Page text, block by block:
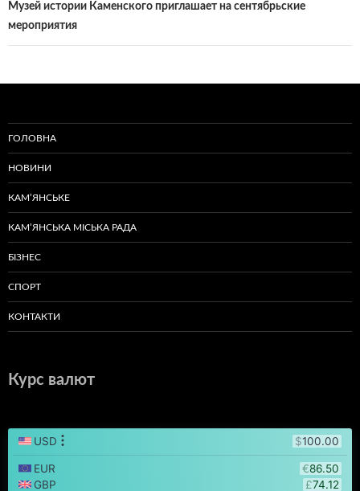
Музей истории Каменского приглашает на сентябрьские
мероприятия
ГОЛОВНА
НОВИНИ
КАМ’ЯНСЬКЕ
КАМ’ЯНСЬКА МІСЬКА РАДА
БІЗНЕС
СПОРТ
КОНТАКТИ
Курс валют